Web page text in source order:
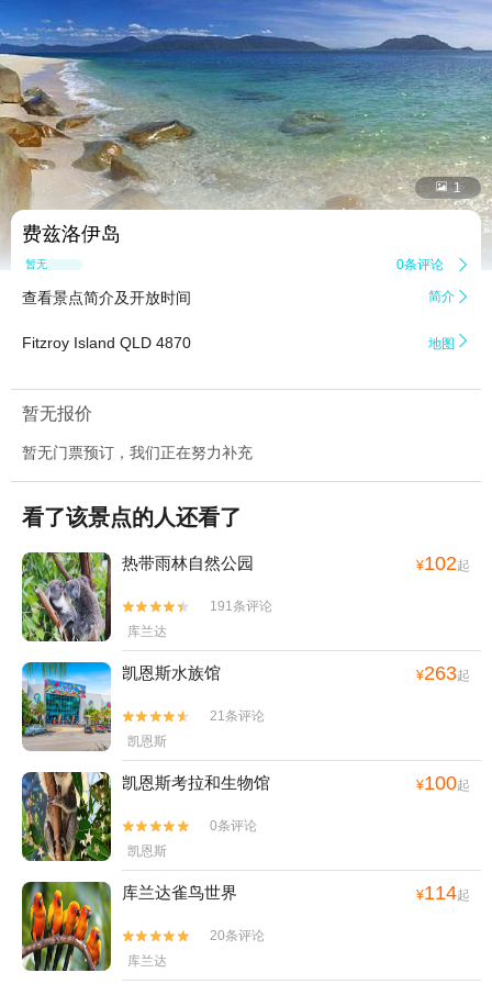
 1
费兹洛伊岛
暂无点评 0条评论 
查看景点简介及开放时间 简介 
Fitzroy Island QLD 4870 地图 
暂无报价
暂无门票预订，我们正在努力补充
看了该景点的人还看了
热带雨林自然公园 ¥102起


191条评论
库兰达
凯恩斯水族馆 ¥263起


21条评论
凯恩斯
凯恩斯考拉和生物馆 ¥100起


0条评论
凯恩斯
库兰达雀鸟世界 ¥114起


20条评论
库兰达
